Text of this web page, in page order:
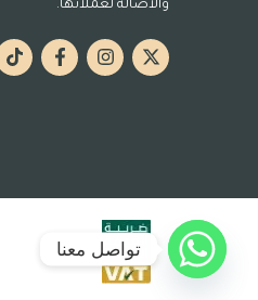
والأصالة لعملائها.
تواصل معنا